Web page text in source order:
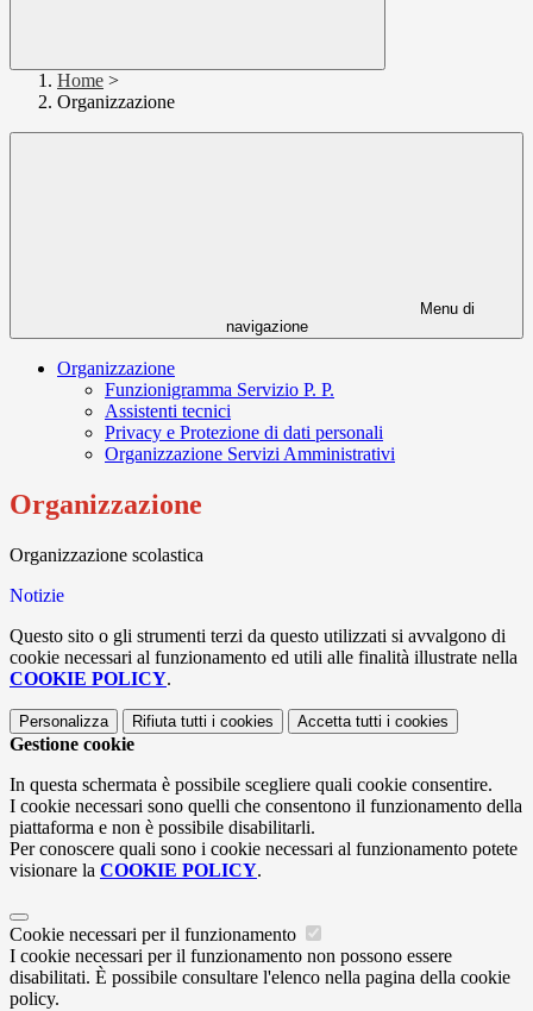
Home >
Organizzazione
Menu di
navigazione
Organizzazione
Funzionigramma Servizio P. P.
Assistenti tecnici
Privacy e Protezione di dati personali
Organizzazione Servizi Amministrativi
Organizzazione
Organizzazione scolastica
Notizie
Questo sito o gli strumenti terzi da questo utilizzati si avvalgono di
cookie necessari al funzionamento ed utili alle finalità illustrate nella
COOKIE POLICY.
Personalizza Rifiuta tutti i cookies Accetta tutti i cookies
Gestione cookie
In questa schermata è possibile scegliere quali cookie consentire.
I cookie necessari sono quelli che consentono il funzionamento della
piattaforma e non è possibile disabilitarli.
Per conoscere quali sono i cookie necessari al funzionamento potete
visionare la COOKIE POLICY.
Cookie necessari per il funzionamento
I cookie necessari per il funzionamento non possono essere
disabilitati. È possibile consultare l'elenco nella pagina della cookie
policy.